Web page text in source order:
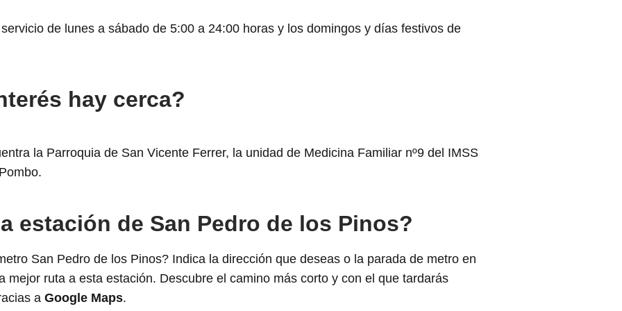
de lunes a sábado de 5:00 a 24:00 horas y los domingos y días festivos de
hay cerca?
la Parroquia de San Vicente Ferrer, la unidad de Medicina Familiar nº9 del IMSS
estación de San Pedro de los Pinos?
San Pedro de los Pinos? Indica la dirección que deseas o la parada de metro en
mejor ruta a esta estación. Descubre el camino más corto y con el que tardarás
a Google Maps.